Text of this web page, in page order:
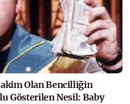
Olan Bencilliğin
Gösterilen Nesil: Baby